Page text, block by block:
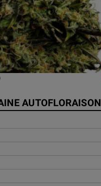
AUTOFLORAISON